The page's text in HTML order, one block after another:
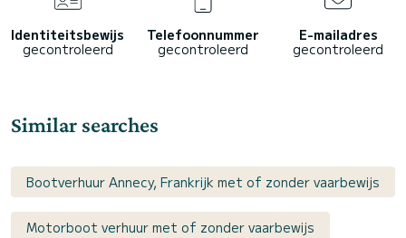
Identiteitsbewijs
gecontroleerd
Telefoonnummer
gecontroleerd
E-mailadres
gecontroleerd
Similar searches
Bootverhuur Annecy, Frankrijk met of zonder vaarbewijs
Motorboot verhuur met of zonder vaarbewijs